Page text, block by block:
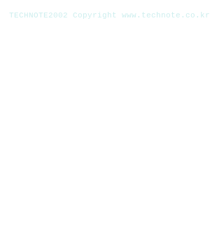
TECHNOTE2002 Copyright www.technote.co.kr